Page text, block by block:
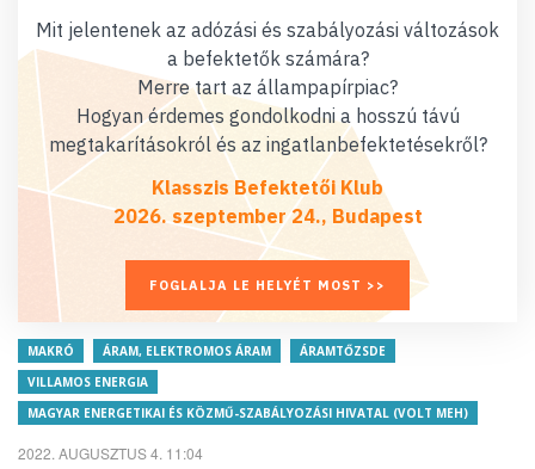
Mit jelentenek az adózási és szabályozási változások
a befektetők számára?
Merre tart az állampapírpiac?
Hogyan érdemes gondolkodni a hosszú távú
megtakarításokról és az ingatlanbefektetésekről?
Klasszis Befektetői Klub
2026. szeptember 24., Budapest
FOGLALJA LE HELYÉT MOST >>
MAKRÓ ÁRAM, ELEKTROMOS ÁRAM
ÁRAMTŐZSDE
VILLAMOS ENERGIA
MAGYAR ENERGETIKAI ÉS KÖZMŰ-SZABÁLYOZÁSI HIVATAL (VOLT MEH)
2022. AUGUSZTUS 4. 11:04